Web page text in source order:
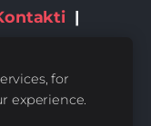
|
for
experience.